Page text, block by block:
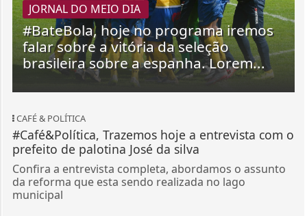
JORNAL DO MEIO DIA
#BateBola, hoje no programa iremos
falar sobre a vitória da seleção
brasileira sobre a espanha. Lorem...
CAFÉ & POLÍTICA
#Café&Política, Trazemos hoje a entrevista com o
prefeito de palotina José da silva
Confira a entrevista completa, abordamos o assunto
da reforma que esta sendo realizada no lago
municipal